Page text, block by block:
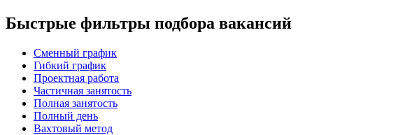
Быстрые фильтры подбора вакансий
Сменный график
Гибкий график
Проектная работа
Частичная занятость
Полная занятость
Полный день
Вахтовый метод